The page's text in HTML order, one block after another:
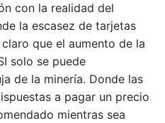
con la realidad del
la escasez de tarjetas
que el aumento de la
solo se puede
de la minería. Donde las
a pagar un precio
mientras sea